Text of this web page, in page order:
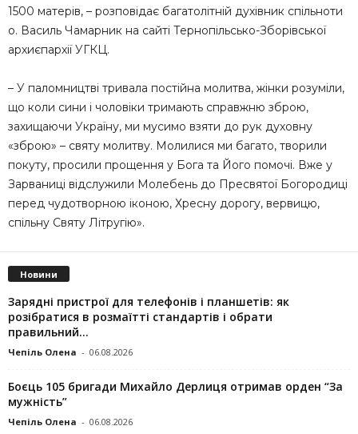
1500 матерів, – розповідає багатолітній духівник спільноти
о. Василь Чамарник на сайті Тернопільсько-Зборівської
архиєпархії УГКЦ.
– У паломництві тривала постійна молитва, жінки розуміли,
що коли сини і чоловіки тримають справжню зброю,
захищаючи Україну, ми мусимо взяти до рук духовну
«зброю» – святу молитву. Молилися ми багато, творили
покуту, просили прощення у Бога та Його помочі. Вже у
Зарваниці відслужили Молебень до Пресвятої Богородиці
перед чудотворною іконою, Хресну дорогу, вервицю,
спільну Святу Літругію».
Новини
Зарядні пристрої для телефонів і планшетів: як
розібратися в розмаїтті стандартів і обрати
правильний...
Чепіль Олена - 06.08.2026
Боєць 105 бригади Михайло Дерлиця отримав орден “За
мужність”
Чепіль Олена - 06.08.2026